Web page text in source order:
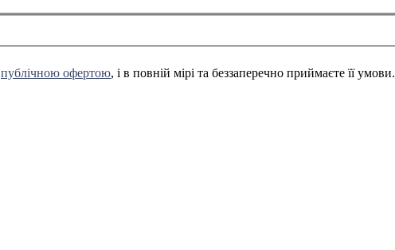
публічною офертою, і в повній мірі та беззаперечно приймаєте її умови.